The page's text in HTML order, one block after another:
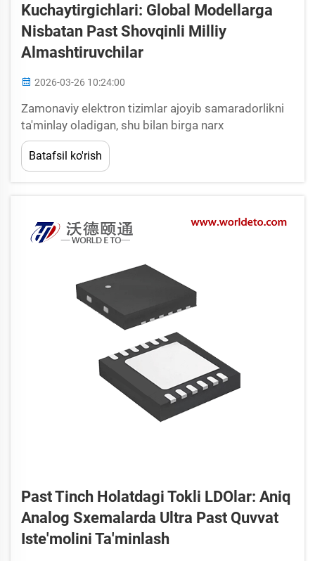
Kuchaytirgichlari: Global Modellarga
Nisbatan Past Shovqinli Milliy
Almashtiruvchilar
2026-03-26 10:24:00
Zamonaviy elektron tizimlar ajoyib samaradorlikni
ta'minlay oladigan, shu bilan birga narx
samaradorligini saqlay oladigan aniqlikli signallarni
qayta ishlash yechimlarini talab qiladi. O'lchov
kuchaytirgichlari yuqori aniqlik talab qiladigan
Batafsil ko'rish
Past Tinch Holatdagi Tokli LDOlar: Aniq
Analog Sxemalarda Ultra Past Quvvat
Iste'molini Ta'minlash